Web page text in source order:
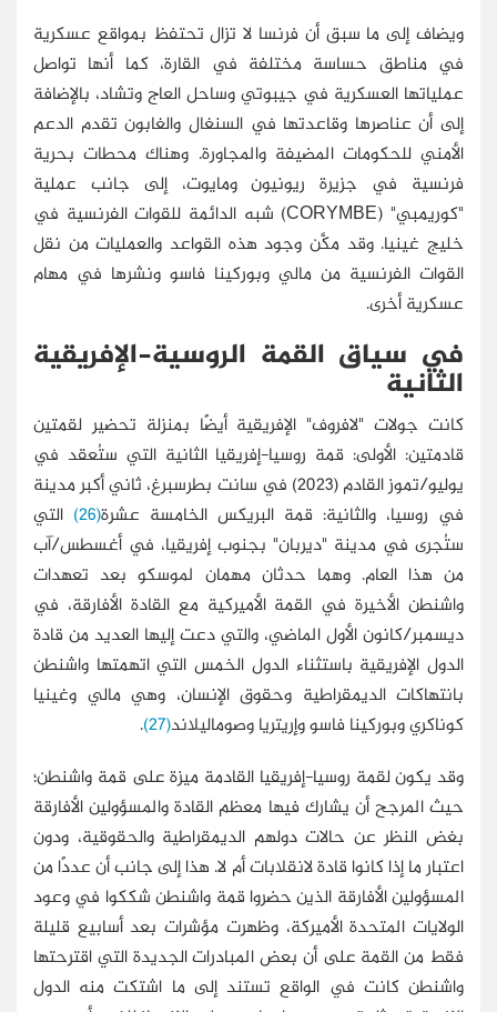
ويضاف إلى ما سبق أن فرنسا لا تزال تحتفظ بمواقع عسكرية
في مناطق حساسة مختلفة في القارة، كما أنها تواصل
عملياتها العسكرية في جيبوتي وساحل العاج وتشاد، بالإضافة
إلى أن عناصرها وقاعدتها في السنغال والغابون تقدم الدعم
الأمني للحكومات المضيفة والمجاورة. وهناك محطات بحرية
فرنسية في جزيرة ريونيون ومايوت، إلى جانب عملية
"كوريمبي" (CORYMBE) شبه الدائمة للقوات الفرنسية في
خليج غينيا. وقد مكَّن وجود هذه القواعد والعمليات من نقل
القوات الفرنسية من مالي وبوركينا فاسو ونشرها في مهام
عسكرية أخرى.
في سياق القمة الروسية-الإفريقية
الثانية
كانت جولات "لافروف" الإفريقية أيضًا بمنزلة تحضير لقمتين
قادمتين: الأولى: قمة روسيا-إفريقيا الثانية التي ستُعقد في
يوليو/تموز القادم (2023) في سانت بطرسبرغ، ثاني أكبر مدينة
في روسيا، والثانية: قمة البريكس الخامسة عشرة(26)
التي
ستُجرى في مدينة "ديربان" بجنوب إفريقيا، في أغسطس/آب
من هذا العام. وهما حدثان مهمان لموسكو بعد تعهدات
واشنطن الأخيرة في القمة الأميركية مع القادة الأفارقة، في
ديسمبر/كانون الأول الماضي، والتي دعت إليها العديد من قادة
الدول الإفريقية باستثناء الدول الخمس التي اتهمتها واشنطن
بانتهاكات الديمقراطية وحقوق الإنسان، وهي مالي وغينيا
كوناكري وبوركينا فاسو وإريتريا وصوماليلاند(27)
.
وقد يكون لقمة روسيا-إفريقيا القادمة ميزة على قمة واشنطن؛
حيث المرجح أن يشارك فيها معظم القادة والمسؤولين الأفارقة
بغض النظر عن حالات دولهم الديمقراطية والحقوقية، ودون
اعتبار ما إذا كانوا قادة لانقلابات أم لا. هذا إلى جانب أن عددًا من
المسؤولين الأفارقة الذين حضروا قمة واشنطن شككوا في وعود
الولايات المتحدة الأميركة، وظهرت مؤشرات بعد أسابيع قليلة
فقط من القمة على أن بعض المبادرات الجديدة التي اقترحتها
واشنطن كانت في الواقع تستند إلى ما اشتكت منه الدول